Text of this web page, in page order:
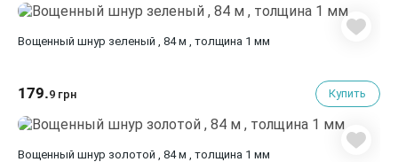
Вощенный шнур зеленый , 84 м , толщина 1 мм
179.9 грн Купить
Вощенный шнур золотой , 84 м , толщина 1 мм